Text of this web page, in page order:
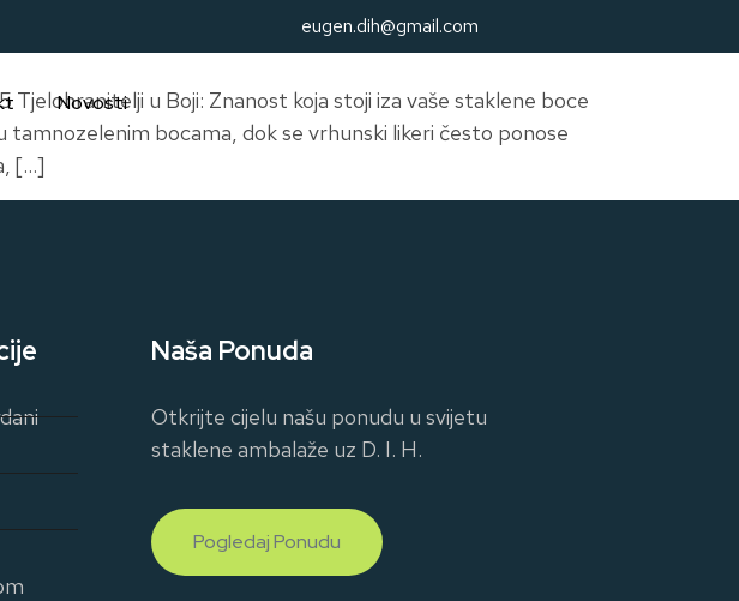
eugen.dih@gmail.com
Novosti u Boji: Znanost koja stoji iza vaše staklene boce
tamnozelenim bocama, dok se vrhunski likeri često ponose
[…]
Naša Ponuda
Otkrijte cijelu našu ponudu u svijetu
staklene ambalaže uz D. I. H.
Pogledaj Ponudu